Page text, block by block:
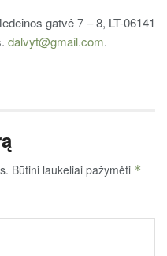
gatvė 7 – 8, LT-06141
dalvyt@gmail.com.
Būtini laukeliai pažymėti *